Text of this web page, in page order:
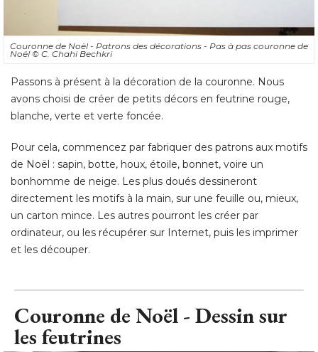
Couronne de Noël - Patrons des décorations - Pas à pas couronne de
Noël © C. Chahi Bechkri
Passons à présent à la décoration de la couronne. Nous
avons choisi de créer de petits décors en feutrine rouge,
blanche, verte et verte foncée.
Pour cela, commencez par fabriquer des patrons aux motifs
de Noël : sapin, botte, houx, étoile, bonnet, voire un
bonhomme de neige. Les plus doués dessineront
directement les motifs à la main, sur une feuille ou, mieux,
un carton mince. Les autres pourront les créer par
ordinateur, ou les récupérer sur Internet, puis les imprimer
et les découper.
Couronne de Noël - Dessin sur
les feutrines